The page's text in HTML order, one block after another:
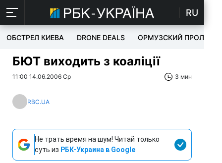
RU
ОБСТРЕЛ КИЕВА DRONE DEALS ОРМУЗСКИЙ ПРОЛИВ
БЮТ виходить з коаліції
11:00 14.06.2006 Ср 3 мин
RBC.UA
Не трать время на шум! Читай только
суть из РБК-Украина в Google